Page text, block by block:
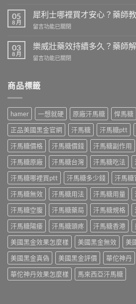
精
功
有
哪
師
解
成
分、
正
確
吃
法
與
正
品
購
買
指
南〉
中
凍
威
而
效
果
持
久？
析
Kamagra
Oral
Jelly
正
確
吃
法
與
7
種
口
味〉
中
05
8 月
犀利士哪裡買才安心？藥師
在
利
士
哪
才
師
教
你
分
辨
正
品
吃
法〉
中
留言功能已關閉
03
8 月
樂威壯藥效持續多久？藥師
在
壯
藥
持
多
久？
藥
師
解
析
正
確
吃
法〉
中
留言功能已關閉
商品標籤
hamer 一想就硬 原廠汗馬糖 悍馬糖
正品美國黑金官網
汗馬糖 汗馬糖ptt
汗馬糖價格
汗馬糖價錢 汗馬糖副作用
汗馬糖原廠
汗馬糖台灣 汗馬糖吃法
汗馬糖哪裡買ptt
汗馬糖多少錢 汗馬糖
汗馬糖無效
汗馬糖用法 汗馬糖用量
汗馬糖空腹
汗馬糖藥局 汗馬糖規格
汗馬糖陽痿
汗馬糖頭疼 汗馬糖香港
美國黑金效果怎麼樣
美國黑金無效
美
美國黑金真偽
美國黑金評價 華佗神丹
華佗神丹效果怎麼樣
馬來西亞汗馬糖